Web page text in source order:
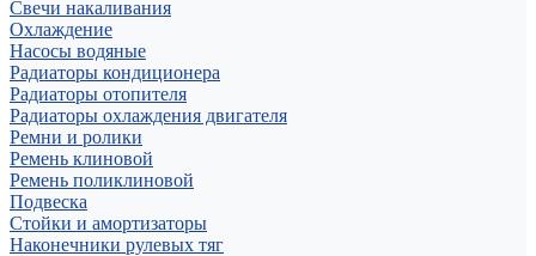
Свечи накаливания
Охлаждение
Насосы водяные
Радиаторы кондиционера
Радиаторы отопителя
Радиаторы охлаждения двигателя
Ремни и ролики
Ремень клиновой
Ремень поликлиновой
Подвеска
Стойки и амортизаторы
Наконечники рулевых тяг